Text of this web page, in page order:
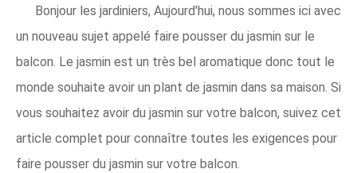
Bonjour les jardiniers, Aujourd'hui, nous sommes ici avec
un nouveau sujet appelé faire pousser du jasmin sur le
balcon. Le jasmin est un très bel aromatique donc tout le
monde souhaite avoir un plant de jasmin dans sa maison. Si
vous souhaitez avoir du jasmin sur votre balcon, suivez cet
article complet pour connaître toutes les exigences pour
faire pousser du jasmin sur votre balcon.